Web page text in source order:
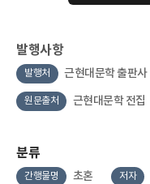
발행사항
발행처 근현대문학 출판사
원문출처 근현대문학 전집
분류
간행물명 초혼 저자